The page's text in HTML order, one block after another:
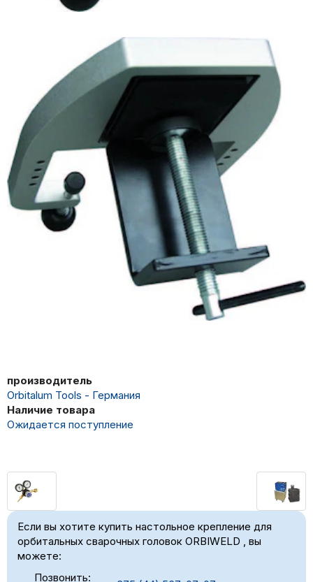
производитель
Orbitalum Tools - Германия
Наличие товара
Ожидается поступление
Если вы хотите купить настольное крепление для
орбитальных сварочных головок ORBIWELD , вы
можете:
Позвонить: